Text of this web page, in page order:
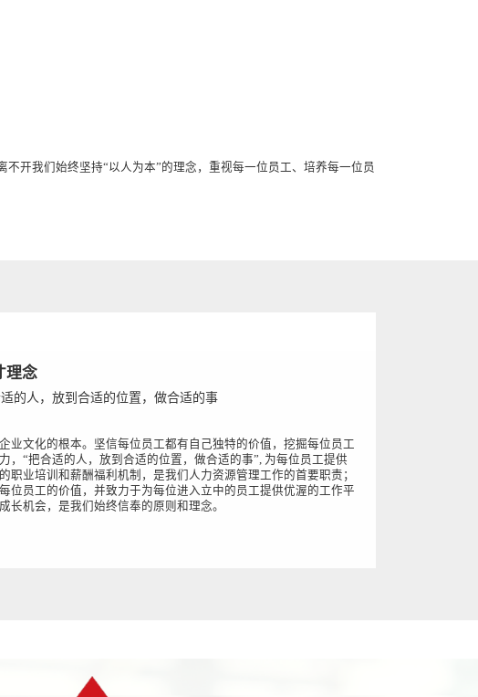
开我们始终坚持“以人为本”的理念，重视每一位员工、培养每一位员
理念
的人，放到合适的位置，做合适的事
业文化的根本。坚信每位员工都有自己独特的价值，挖掘每位员工
，“把合适的人，放到合适的位置，做合适的事”, 为每位员工提供
职业培训和薪酬福利机制，是我们人力资源管理工作的首要职责；
位员工的价值，并致力于为每位进入立中的员工提供优渥的工作平
长机会，是我们始终信奉的原则和理念。